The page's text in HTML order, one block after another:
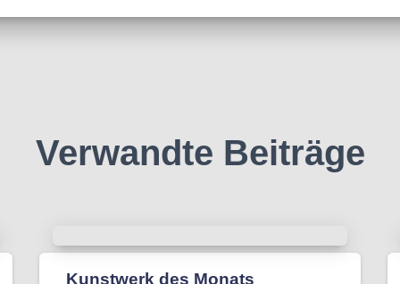
Verwandte Beiträge
Kunstwerk des Monats